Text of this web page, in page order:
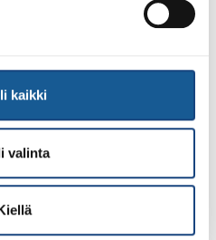
kaikki
valinta
harvinainen